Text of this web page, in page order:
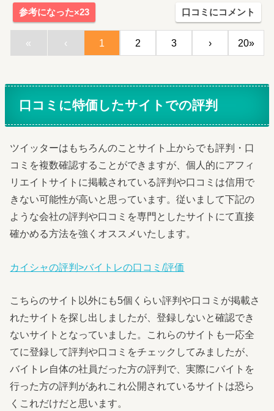
参考になった×23 口コミにコメント
« ‹ 1 2 3 › 20»
口コミに特価したサイトでの評判
ツイッターはもちろんのことサイト上からでも評判・口
コミを複数確認することができますが、個人的にアフィ
リエイトサイトに掲載されている評判や口コミは信用で
きない可能性が高いと思っています。従いまして下記の
ような会社の評判や口コミを専門としたサイトにて直接
確かめる方法を強くオススメいたします。
カイシャの評判>バイトレの口コミ/評価
こちらのサイト以外にも5個くらい評判や口コミが掲載さ
れたサイトを探し出しましたが、登録しないと確認でき
ないサイトとなっていました。これらのサイトも一応全
てに登録して評判や口コミをチェックしてみましたが、
バイトレ自体の社員だった方の評判で、実際にバイトを
行った方の評判があれこれ公開されているサイトは恐ら
くこれだけだと思います。